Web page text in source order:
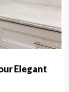
Elegant